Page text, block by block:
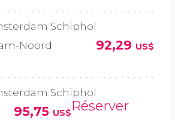
Schiphol
Noord
92,29 US$
Schiphol
95,75 US$Réserver